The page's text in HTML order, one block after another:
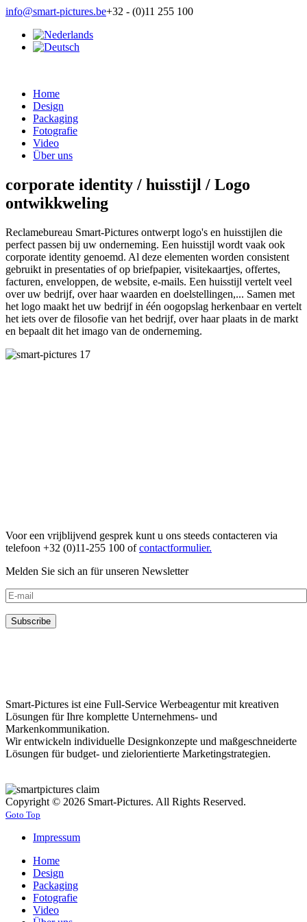
info@smart-pictures.be+32 - (0)11 255 100
Home
Design
Packaging
Fotografie
Video
Über uns
corporate identity / huisstijl / Logo
ontwikkweling
Reclamebureau Smart-Pictures ontwerpt logo's en huisstijlen die
perfect passen bij uw onderneming. Een huisstijl wordt vaak ook
corporate identity genoemd. Al deze elementen worden consistent
gebruikt in presentaties of op briefpapier, visitekaartjes, offertes,
facturen, enveloppen, de website, e-mails. Een huisstijl vertelt veel
over uw bedrijf, over haar waarden en doelstellingen,... Samen met
het logo maakt het uw bedrijf in één oogopslag herkenbaar en vertelt
het iets over de filosofie van het bedrijf, over haar plaats in de markt
en bepaalt dit het imago van de onderneming.
Voor een vrijblijvend gesprek kunt u ons steeds contacteren via
telefoon +32 (0)11-255 100 ofcontactformulier.
Melden Sie sich an für unseren Newsletter
Smart-Pictures ist eine Full-Service Werbeagentur mit kreativen
Lösungen für Ihre komplette Unternehmens- und
Markenkommunikation.
Wir entwickeln individuelle Designkonzepte und maßgeschneiderte
Lösungen für budget- und zielorientierte Marketingstrategien.
Copyright © 2026 Smart-Pictures. All Rights Reserved.
Goto Top
Impressum
Home
Design
Packaging
Fotografie
Video